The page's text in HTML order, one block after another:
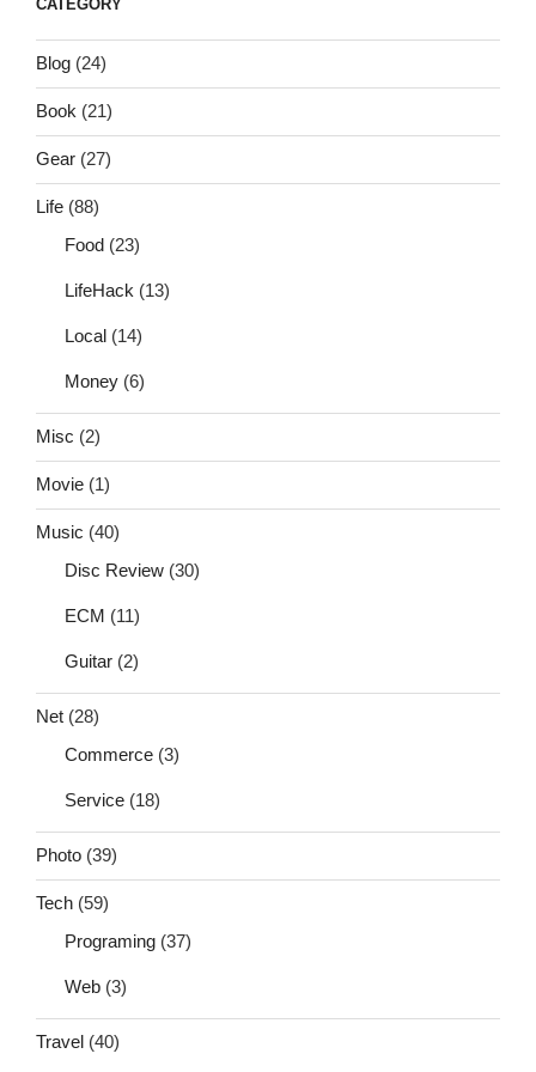
CATEGORY
Blog (24)
Book (21)
Gear (27)
Life (88)
Food (23)
LifeHack (13)
Local (14)
Money (6)
Misc (2)
Movie (1)
Music (40)
Disc Review (30)
ECM (11)
Guitar (2)
Net (28)
Commerce (3)
Service (18)
Photo (39)
Tech (59)
Programing (37)
Web (3)
Travel (40)